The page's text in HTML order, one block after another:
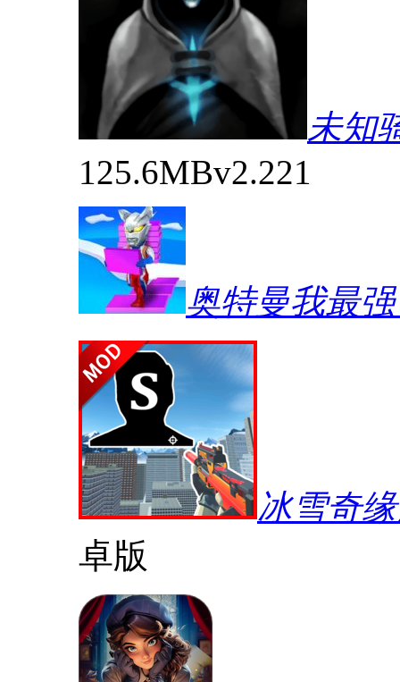
未知
125.6MBv2.221
奥特曼我最
冰雪奇
卓版